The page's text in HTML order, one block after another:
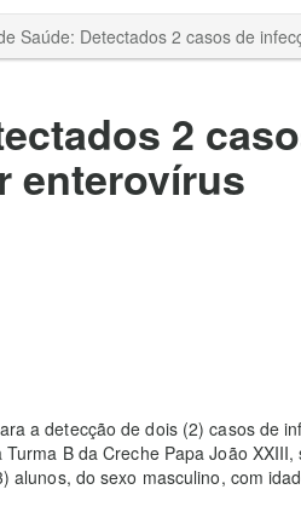
Saúde: Detectados 2 casos de
2
enterovírus
a detecção de dois (2) casos de
B da Creche Papa João XXIII,
alunos, do sexo masculino, com